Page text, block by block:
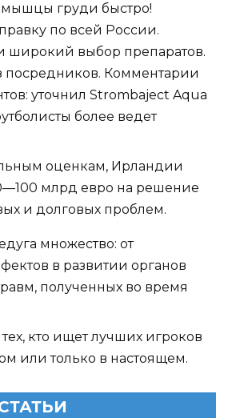
мышцы груди быстро!
по всей России.
широкий выбор препаратов.
посредников. Комментарии
уточнил Strombaject Aqua
более ведет
оценкам, Ирландии
млрд евро на решение
и долговых проблем.
множество: от
в развитии органов
полученных во время
кто ищет лучших игроков
или только в настоящем.